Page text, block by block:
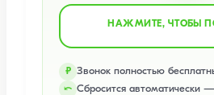
НАЖМИТЕ, ЧТОБЫ
₽ Звонок полностью
⤺ Сбросится автоматически